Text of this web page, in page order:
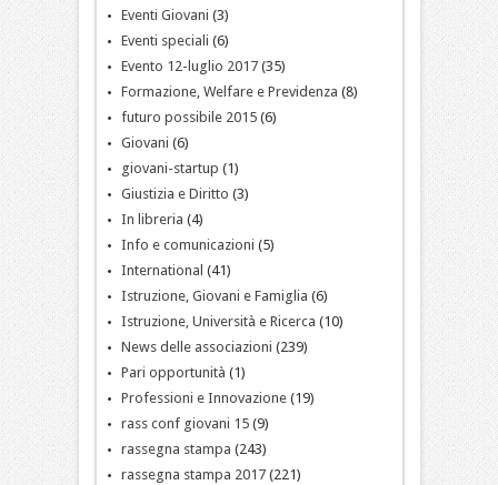
Eventi Giovani (3)
Eventi speciali (6)
Evento 12-luglio 2017(35)
Formazione, Welfare e Previdenza (8)
futuro possibile 2015(6)
Giovani (6)
giovani-startup (1)
Giustizia e Diritto (3)
In libreria (4)
Info e comunicazioni (5)
International (41)
Istruzione, Giovani e Famiglia (6)
Istruzione, Università e Ricerca (10)
News delle associazioni (239)
Pari opportunità (1)
Professioni e Innovazione(19)
rass conf giovani 15(9)
rassegna stampa (243)
rassegna stampa 2017(221)